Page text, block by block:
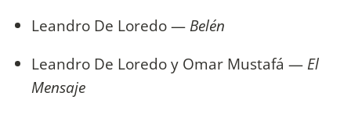
Leandro De Loredo — Belén
Leandro De Loredo y Omar Mustafá — El
Mensaje